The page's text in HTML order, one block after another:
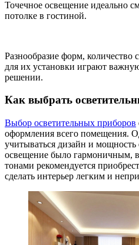
Точечное освещение идеально
потолке в гостиной.
Разнообразие форм, количество
для их установки играют
решении.
Как выбрать
Выбор осветительных приборов
оформления всего помещения.
учитываться дизайн и
освещение было гармоничным,
тонами рекомендуется
сделать интерьер легким и